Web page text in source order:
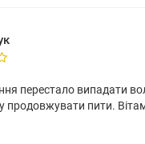
Без горіхів, Без
стандарту
перестало випадати
пити.